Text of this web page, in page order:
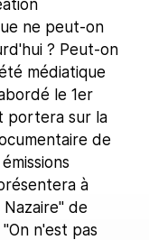
ne peut-on
? Peut-on
médiatique
le 1er
portera sur la
de
à
de
n'est pas